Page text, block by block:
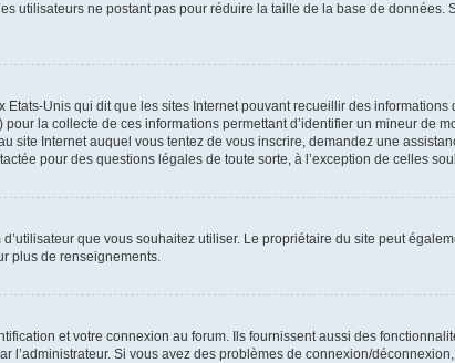
utilisateurs ne postant pas pour réduire la taille de la base de données.
Etats-Unis qui dit que les sites Internet pouvant recueillir des informations
pour la collecte de ces informations permettant d’identifier un mineur de
site Internet auquel vous tentez de vous inscrire, demandez une
pour des questions légales de toute sorte, à l’exception de celles
que vous souhaitez utiliser. Le propriétaire du site peut
plus de renseignements.
et votre connexion au forum. Ils fournissent aussi des
l’administrateur. Si vous avez des problèmes de connexion/